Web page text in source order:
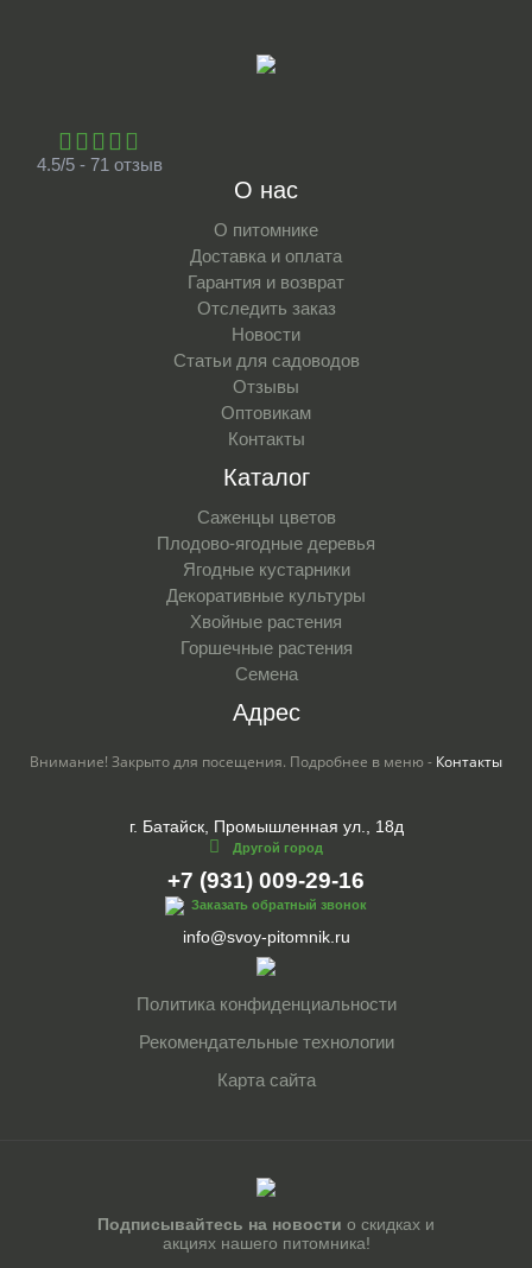
4.5/5 - 71 отзыв
О нас
О питомнике
Доставка и оплата
Гарантия и возврат
Отследить заказ
Новости
Статьи для садоводов
Отзывы
Оптовикам
Контакты
Каталог
Саженцы цветов
Плодово-ягодные деревья
Ягодные кустарники
Декоративные культуры
Хвойные растения
Горшечные растения
Семена
Адрес
Внимание! Закрыто для посещения. Подробнее в меню - Контакты
г. Батайск, Промышленная ул., 18д
Другой город
+7 (931) 009-29-16
Заказать обратный звонок
info@svoy-pitomnik.ru
Политика конфиденциальности
Рекомендательные технологии
Карта сайта
Подписывайтесь на новости о скидках и
акциях нашего питомника!